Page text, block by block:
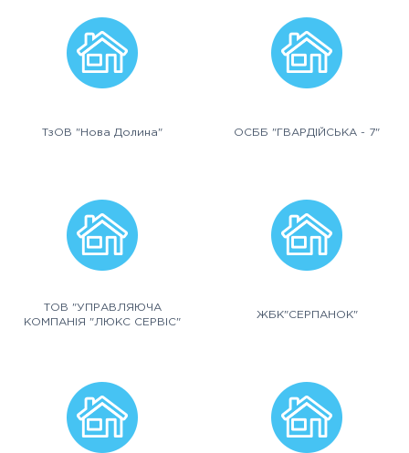
ТзОВ "Нова Долина" ОСББ "ГВАРДІЙСЬКА - 7"
ТОВ "УПРАВЛЯЮЧА
КОМПАНІЯ "ЛЮКС СЕРВІС"
ЖБК"СЕРПАНОК"